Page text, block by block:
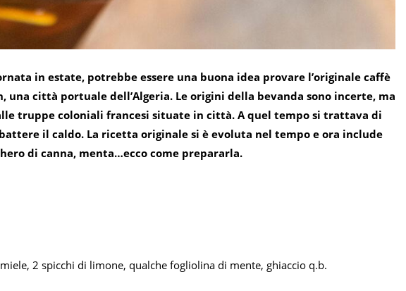
in estate, potrebbe essere una buona idea provare l’originale caffè
una città portuale dell’Algeria. Le origini della bevanda sono incerte, ma
truppe coloniali francesi situate in città. A quel tempo si trattava di
il caldo. La ricetta originale si è evoluta nel tempo e ora include
di canna, menta…ecco come prepararla.
2 spicchi di limone, qualche fogliolina di mente, ghiaccio q.b.